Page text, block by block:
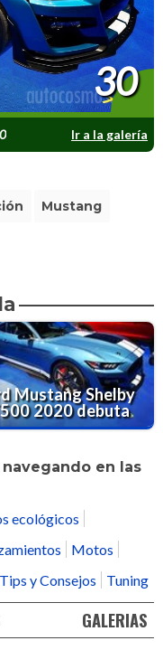
Ir a la galería
30
Mustang
Mustang Shelby
2020 debuta
en las
ecológicos
Motos
Tips y Consejos Tuning
GALERIAS